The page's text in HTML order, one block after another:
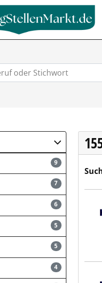
9
7
6
5
5
4